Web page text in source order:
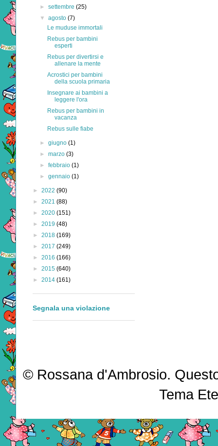
►settembre(25)
▼agosto(7)
Le muduse immortali
Rebus per bambini
esperti
Rebus per divertirsi e
allenare la mente
Acrostici per bambini
della scuola primaria
Insegnare ai bambini a
leggere l'ora
Rebus per bambini in
vacanza
Rebus sulle fiabe
►giugno(1)
►marzo(3)
►febbraio(1)
►gennaio(1)
► 2022 (90)
► 2021 (88)
► 2020 (151)
► 2019 (48)
► 2018 (169)
► 2017 (249)
► 2016 (166)
► 2015 (640)
► 2014 (161)
Segnala una violazione
© Rossana d'Ambrosio.
Tema